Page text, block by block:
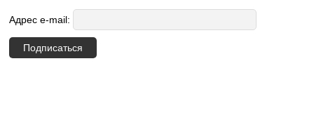
Адрес e-mail: